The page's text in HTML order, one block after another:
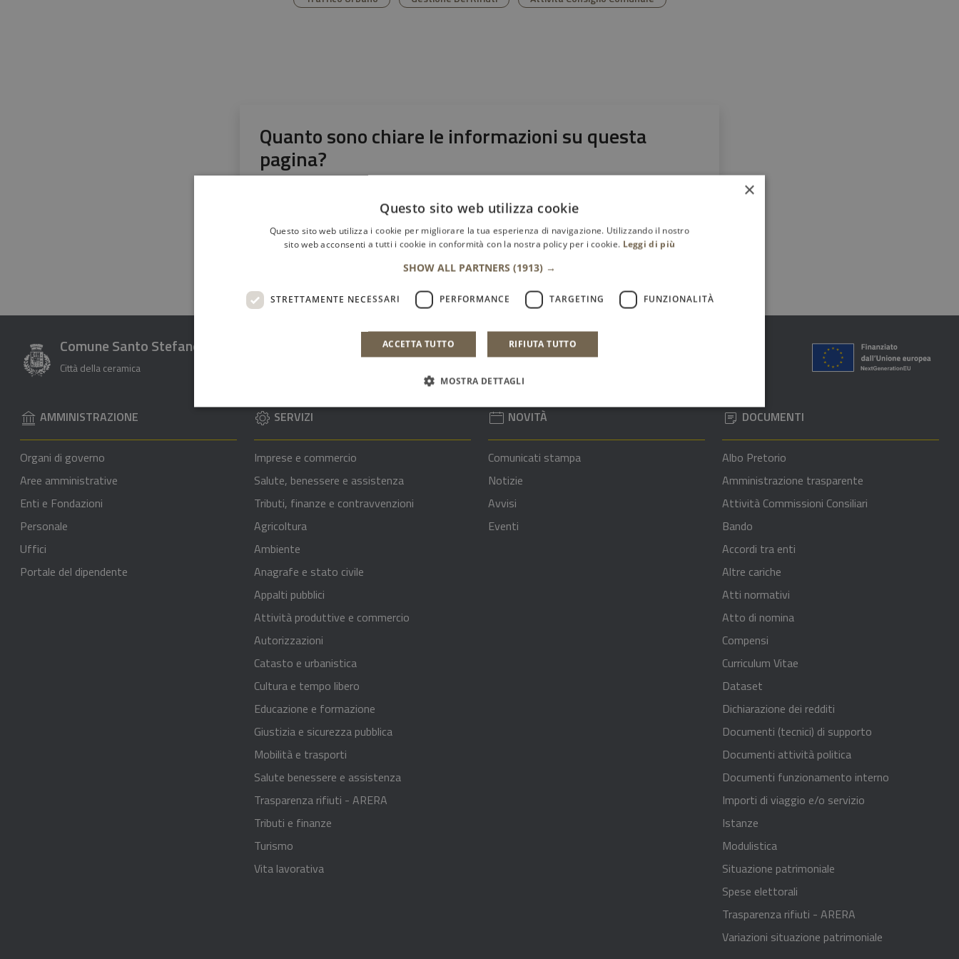
Quanto sono chiare le informazioni su questa
pagina?
Valuta 5 stelle su 5
Valuta 4 stelle su 5
Valuta 3 stelle su 5
Comune Santo Stefano di Camastra
Città della ceramica
AMMINISTRAZIONE
Organi di governo
Aree amministrative
Enti e Fondazioni
Personale
Uffici
Portale del dipendente
SERVIZI
Imprese e commercio
Salute, benessere e assistenza
Tributi, finanze e contravvenzioni
Agricoltura
Ambiente
Anagrafe e stato civile
Appalti pubblici
Attività produttive e commercio
Autorizzazioni
Catasto e urbanistica
Cultura e tempo libero
Educazione e formazione
Giustizia e sicurezza pubblica
Mobilità e trasporti
Salute benessere e assistenza
Trasparenza rifiuti - ARERA
Tributi e finanze
Turismo
Vita lavorativa
NOVITÀ
Comunicati stampa
Notizie
Avvisi
Eventi
DOCUMENTI
Albo Pretorio
Amministrazione trasparente
Attività Commissioni Consiliari
Bando
Accordi tra enti
Altre cariche
Atti normativi
Atto di nomina
Compensi
Curriculum Vitae
Dataset
Dichiarazione dei redditi
Documenti (tecnici) di supporto
Documenti attività politica
Documenti funzionamento interno
Importi di viaggio e/o servizio
Istanze
Modulistica
Situazione patrimoniale
Spese elettorali
Trasparenza rifiuti - ARERA
Variazioni situazione patrimoniale
×
Questo sito web utilizza cookie
Questo sito web utilizza i cookie per migliorare la tua esperienza di navigazione. Utilizzando il nostro
sito web acconsenti a tutti i cookie in conformità con la nostra policy per i cookie. Leggi di più
SHOW ALL PARTNERS (1913) →
STRETTAMENTE NECESSARI PERFORMANCE TARGETING FUNZIONALITÀ
ACCETTA TUTTO RIFIUTA TUTTO
MOSTRA DETTAGLI